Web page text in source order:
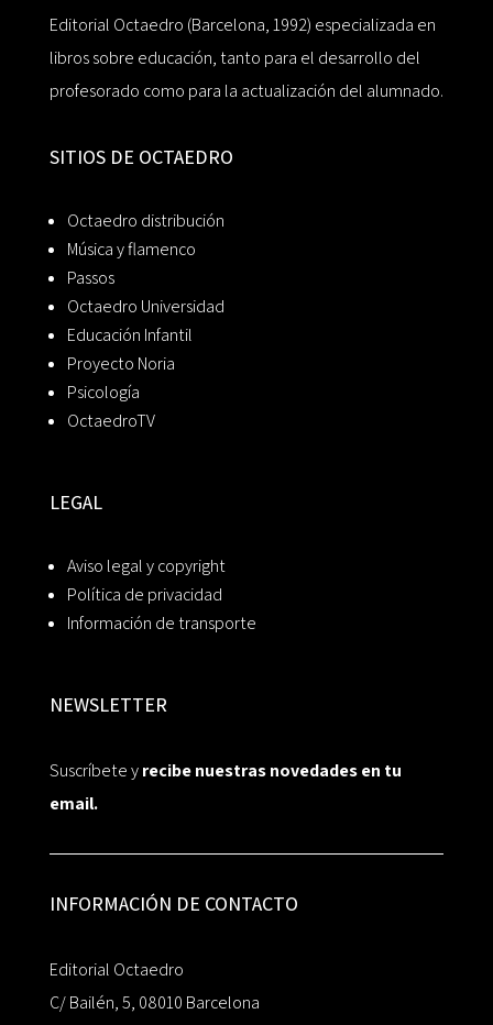
Editorial Octaedro (Barcelona, 1992) especializada en
libros sobre educación, tanto para el desarrollo del
profesorado como para la actualización del alumnado.
SITIOS DE OCTAEDRO
Octaedro distribución
Música y flamenco
Passos
Octaedro Universidad
Educación Infantil
Proyecto Noria
Psicología
OctaedroTV
LEGAL
Aviso legal y copyright
Política de privacidad
Información de transporte
NEWSLETTER
Suscríbete yrecibe nuestras novedades en tu
email.
INFORMACIÓN DE CONTACTO
Editorial Octaedro
C/ Bailén, 5, 08010 Barcelona